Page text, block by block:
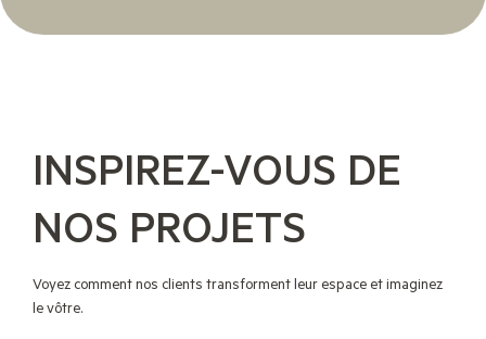
INSPIREZ-VOUS DE
NOS PROJETS
Voyez comment nos clients transforment leur espace et imaginez
le vôtre.